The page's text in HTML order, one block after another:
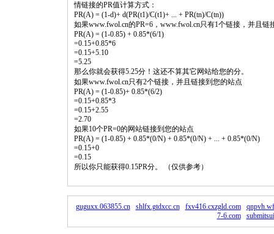
情链接的PR值计算方式：
PR(A) = (1-d)+ d(PR(t1)/C(t1)+ ... + PR(tn)/C(tn))
如果www.fwol.cn的PR=6，www.fwol.cn只有1个链接，并且链
PR(A) = (1-0.85) + 0.85*(6/1)
=0.15+0.85*6
=0.15+5.10
=5.25
那么你就会获得5.25分！这还不算其它网站给您的分。
如果www.fwol.cn只有2个链接，并且链接到您的站点
PR(A) = (1-0.85)+ 0.85*(6/2)
=0.15+0.85*3
=0.15+2.55
=2.70
如果10个PR=0的网站链接到您的站点
PR(A) = (1-0.85) + 0.85*(0/N) + 0.85*(0/N) + ... + 0.85*(0/N)
=0.15+0
=0.15
所以你只能获得0.15PR分。 （仅供参考）
guguxx.063855.cn shlfx.gtdxcc.cn fxv416.cxzgld.com
7-6.com